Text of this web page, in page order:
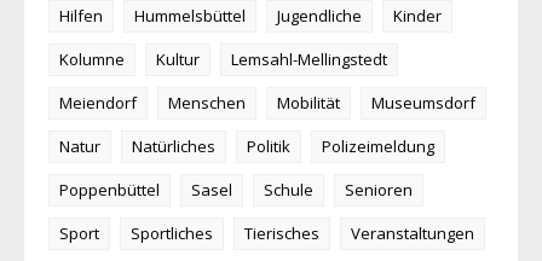
Hilfen
Hummelsbüttel Jugendliche
Kinder
Kolumne
Kultur
Lemsahl-Mellingstedt
Meiendorf
Menschen Mobilität
Museumsdorf
Natur
Natürliches Politik
Polizeimeldung
Poppenbüttel
Sasel Schule
Senioren
Sport
Sportliches Tierisches
Veranstaltungen